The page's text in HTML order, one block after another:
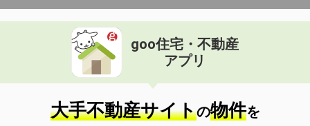
goo住宅・不動産
アプリ
大手不動産サイトの物件を